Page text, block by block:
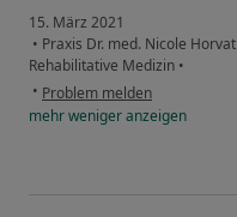
15. März 2021
• Praxis Dr. med. Nicole
Rehabilitative Medizin •
• Problem melden
mehrwenigeranzeigen